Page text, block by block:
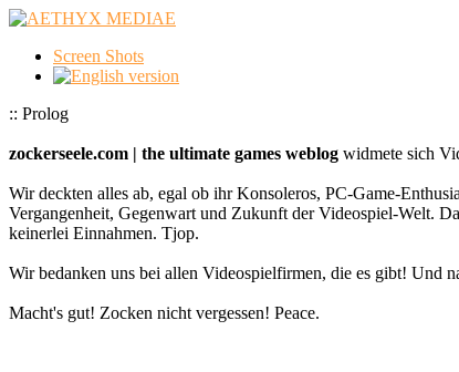
Screen Shots
:: Prolog
zockerseele.com | the ultimate games weblog widmete sich
Wir deckten alles ab, egal ob ihr Konsoleros, PC-Game-
Vergangenheit, Gegenwart und Zukunft der Videospiel-Welt.
keinerlei Einnahmen. Tjop.
Wir bedanken uns bei allen Videospielfirmen, die es gibt! Und
Macht's gut! Zocken nicht vergessen! Peace.